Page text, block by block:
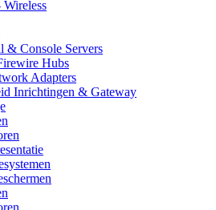
Wireless
& Console Servers
Hubs
Adapters
Inrichtingen & Gateway